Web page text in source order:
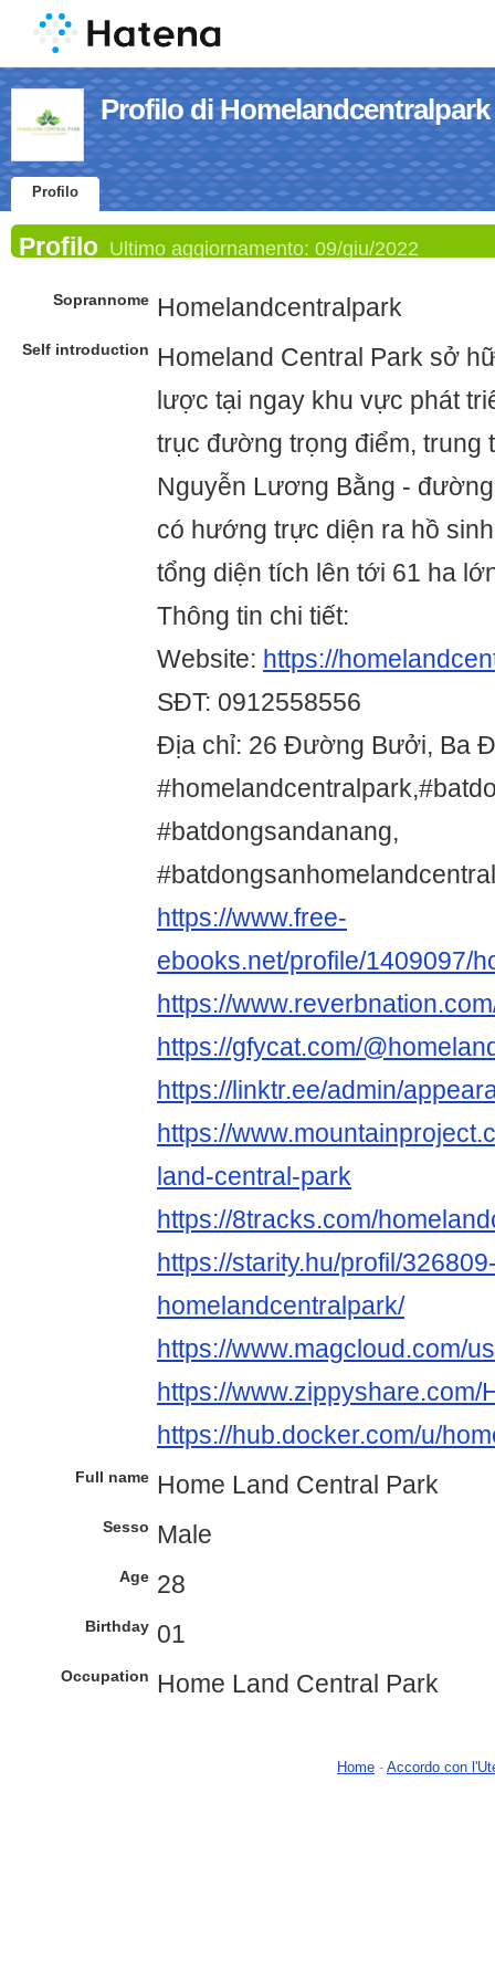
Profilo di Homelandcentralpark
Profilo
Profilo Ultimo aggiornamento: 09/giu/2022
Soprannome Homelandcentralpark
Self introduction
Homeland Central Park sở
lược tại ngay khu vực phát
trục đường trọng điểm, trung
Nguyễn Lương Bằng -
có hướng trực diện ra hồ
tổng diện tích lên tới 61 ha
Thông tin chi tiết:
Website: https://
SĐT: 0912558556
Địa chỉ: 26 Đường Bưởi, Ba
#batdongsandanang,
https://www.free-
ebooks.net/profile/1409097/
https://
https://gfycat.com/
https://linktr.ee/admin/
https://
land-central-park
https://8tracks.com/
https://starity.hu/profil/
homelandcentralpark/
https://www.magcloud.com/
https://
https://hub.docker.com/u/
Full name Home Land Central Park
Sesso Male
Age 28
Birthday 01
Occupation Home Land Central Park
Home - Accordo con